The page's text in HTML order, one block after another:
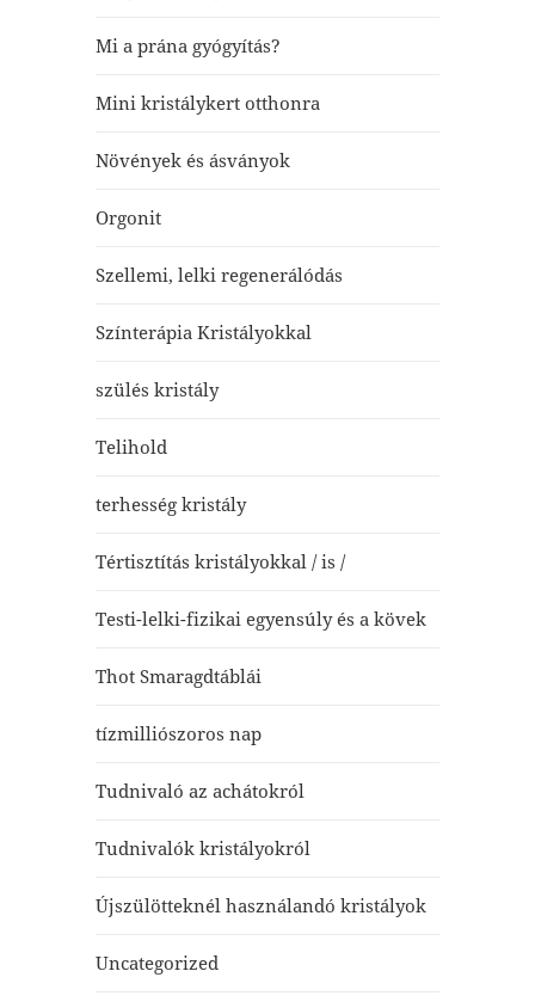
Mi a prána gyógyítás?
Mini kristálykert otthonra
Növények és ásványok
Orgonit
Szellemi, lelki regenerálódás
Színterápia Kristályokkal
szülés kristály
Telihold
terhesség kristály
Tértisztítás kristályokkal / is /
Testi-lelki-fizikai egyensúly és a kövek
Thot Smaragdtáblái
tízmilliószoros nap
Tudnivaló az achátokról
Tudnivalók kristályokról
Újszülötteknél használandó kristályok
Uncategorized